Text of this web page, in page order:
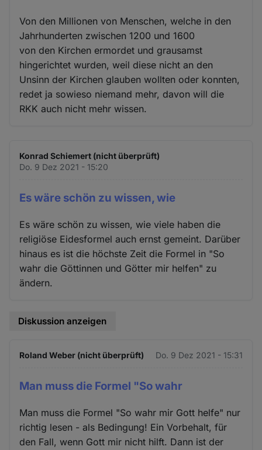
Von den Millionen von Menschen, welche in den
Jahrhunderten zwischen 1200 und 1600
von den Kirchen ermordet und grausamst
hingerichtet wurden, weil diese nicht an den
Unsinn der Kirchen glauben wollten oder konnten,
redet ja sowieso niemand mehr, davon will die
RKK auch nicht mehr wissen.
Konrad Schiemert (nicht überprüft)
Do. 9 Dez 2021 - 15:20
Es wäre schön zu wissen, wie
Es wäre schön zu wissen, wie viele haben die
religiöse Eidesformel auch ernst gemeint. Darüber
hinaus es ist die höchste Zeit die Formel in "So
wahr die Göttinnen und Götter mir helfen" zu
ändern.
Diskussion anzeigen
Roland Weber (nicht überprüft) Do. 9 Dez 2021 - 15:31
Man muss die Formel "So wahr
Man muss die Formel "So wahr mir Gott helfe" nur
richtig lesen - als Bedingung! Ein Vorbehalt, für
den Fall, wenn Gott mir nicht hilft. Dann ist der